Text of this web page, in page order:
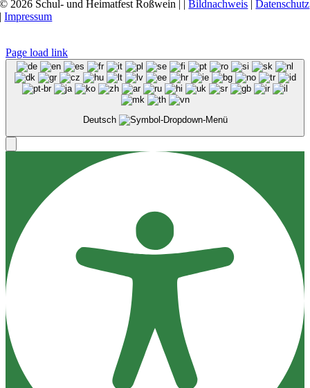
© 2026 Schul- und Heimatfest Roßwein | |Bildnachweis |Datenschutz
|Impressum
Page load link
Deutsch